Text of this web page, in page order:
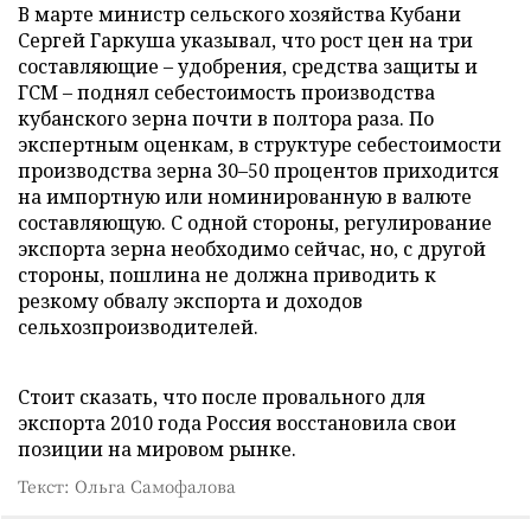
В марте министр сельского хозяйства Кубани
Сергей Гаркуша указывал, что рост цен на три
составляющие – удобрения, средства защиты и
ГСМ – поднял себестоимость производства
кубанского зерна почти в полтора раза. По
экспертным оценкам, в структуре себестоимости
производства зерна 30–50 процентов приходится
на импортную или номинированную в валюте
составляющую. С одной стороны, регулирование
экспорта зерна необходимо сейчас, но, с другой
стороны, пошлина не должна приводить к
резкому обвалу экспорта и доходов
сельхозпроизводителей.
Стоит сказать, что после провального для
экспорта 2010 года Россия восстановила свои
позиции на мировом рынке.
Текст: Ольга Самофалова